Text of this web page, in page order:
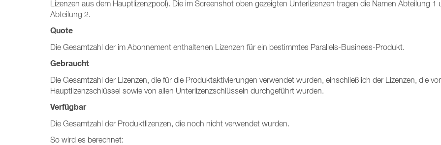
Lizenzen aus dem Hauptlizenzpool). Die im Screenshot oben gezeigten Unterlizenzen tragen die Namen Abteilung 1
Abteilung 2.
Quote
Die Gesamtzahl der im Abonnement enthaltenen Lizenzen für ein bestimmtes Parallels-Business-Produkt.
Gebraucht
Die Gesamtzahl der Lizenzen, die für die Produktaktivierungen verwendet wurden, einschließlich der Lizenzen, die
Hauptlizenzschlüssel sowie von allen Unterlizenzschlüsseln durchgeführt wurden.
Verfügbar
Die Gesamtzahl der Produktlizenzen, die noch nicht verwendet wurden.
So wird es berechnet: